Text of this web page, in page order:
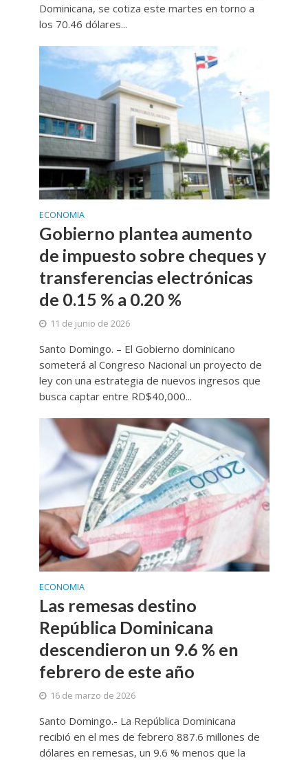
Dominicana, se cotiza este martes en torno a
los 70.46 dólares...
ECONOMIA
Gobierno plantea aumento
de impuesto sobre cheques y
transferencias electrónicas
de 0.15 % a 0.20 %
11 de junio de 2026
Santo Domingo. – El Gobierno dominicano
someterá al Congreso Nacional un proyecto de
ley con una estrategia de nuevos ingresos que
busca captar entre RD$40,000...
ECONOMIA
Las remesas destino
República Dominicana
descendieron un 9.6 % en
febrero de este año
16 de marzo de 2026
Santo Domingo.- La República Dominicana
recibió en el mes de febrero 887.6 millones de
dólares en remesas, un 9.6 % menos que la